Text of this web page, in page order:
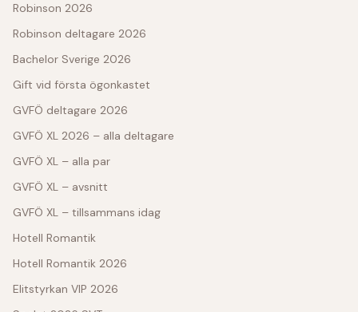
Robinson 2026
Robinson deltagare 2026
Bachelor Sverige 2026
Gift vid första ögonkastet
GVFÖ deltagare 2026
GVFÖ XL 2026 – alla deltagare
GVFÖ XL – alla par
GVFÖ XL – avsnitt
GVFÖ XL – tillsammans idag
Hotell Romantik
Hotell Romantik 2026
Elitstyrkan VIP 2026